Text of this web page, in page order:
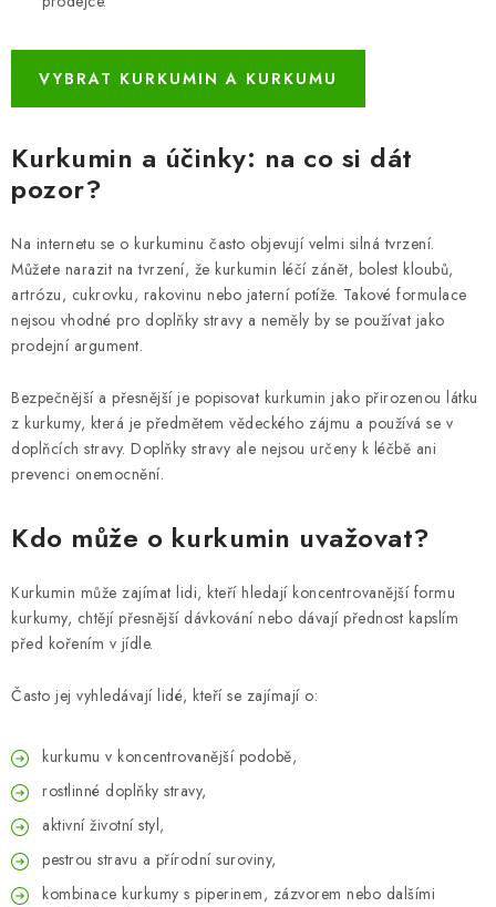
VYBRAT KURKUMIN A KURKUMU
Kurkumin a účinky: na co si dát
pozor?
Na internetu se o kurkuminu často objevují velmi silná tvrzení.
Můžete narazit na tvrzení, že kurkumin léčí zánět, bolest kloubů,
artrózu, cukrovku, rakovinu nebo jaterní potíže. Takové formulace
nejsou vhodné pro doplňky stravy a neměly by se používat jako
prodejní argument.
Bezpečnější a přesnější je popisovat kurkumin jako přirozenou látku
z kurkumy, která je předmětem vědeckého zájmu a používá se v
doplňcích stravy. Doplňky stravy ale nejsou určeny k léčbě ani
prevenci onemocnění.
Kdo může o kurkumin uvažovat?
Kurkumin může zajímat lidi, kteří hledají koncentrovanější formu
kurkumy, chtějí přesnější dávkování nebo dávají přednost kapslím
před kořením v jídle.
Často jej vyhledávají lidé, kteří se zajímají o:
kurkumu v koncentrovanější podobě,
rostlinné doplňky stravy,
aktivní životní styl,
pestrou stravu a přírodní suroviny,
kombinace kurkumy s piperinem, zázvorem nebo dalšími